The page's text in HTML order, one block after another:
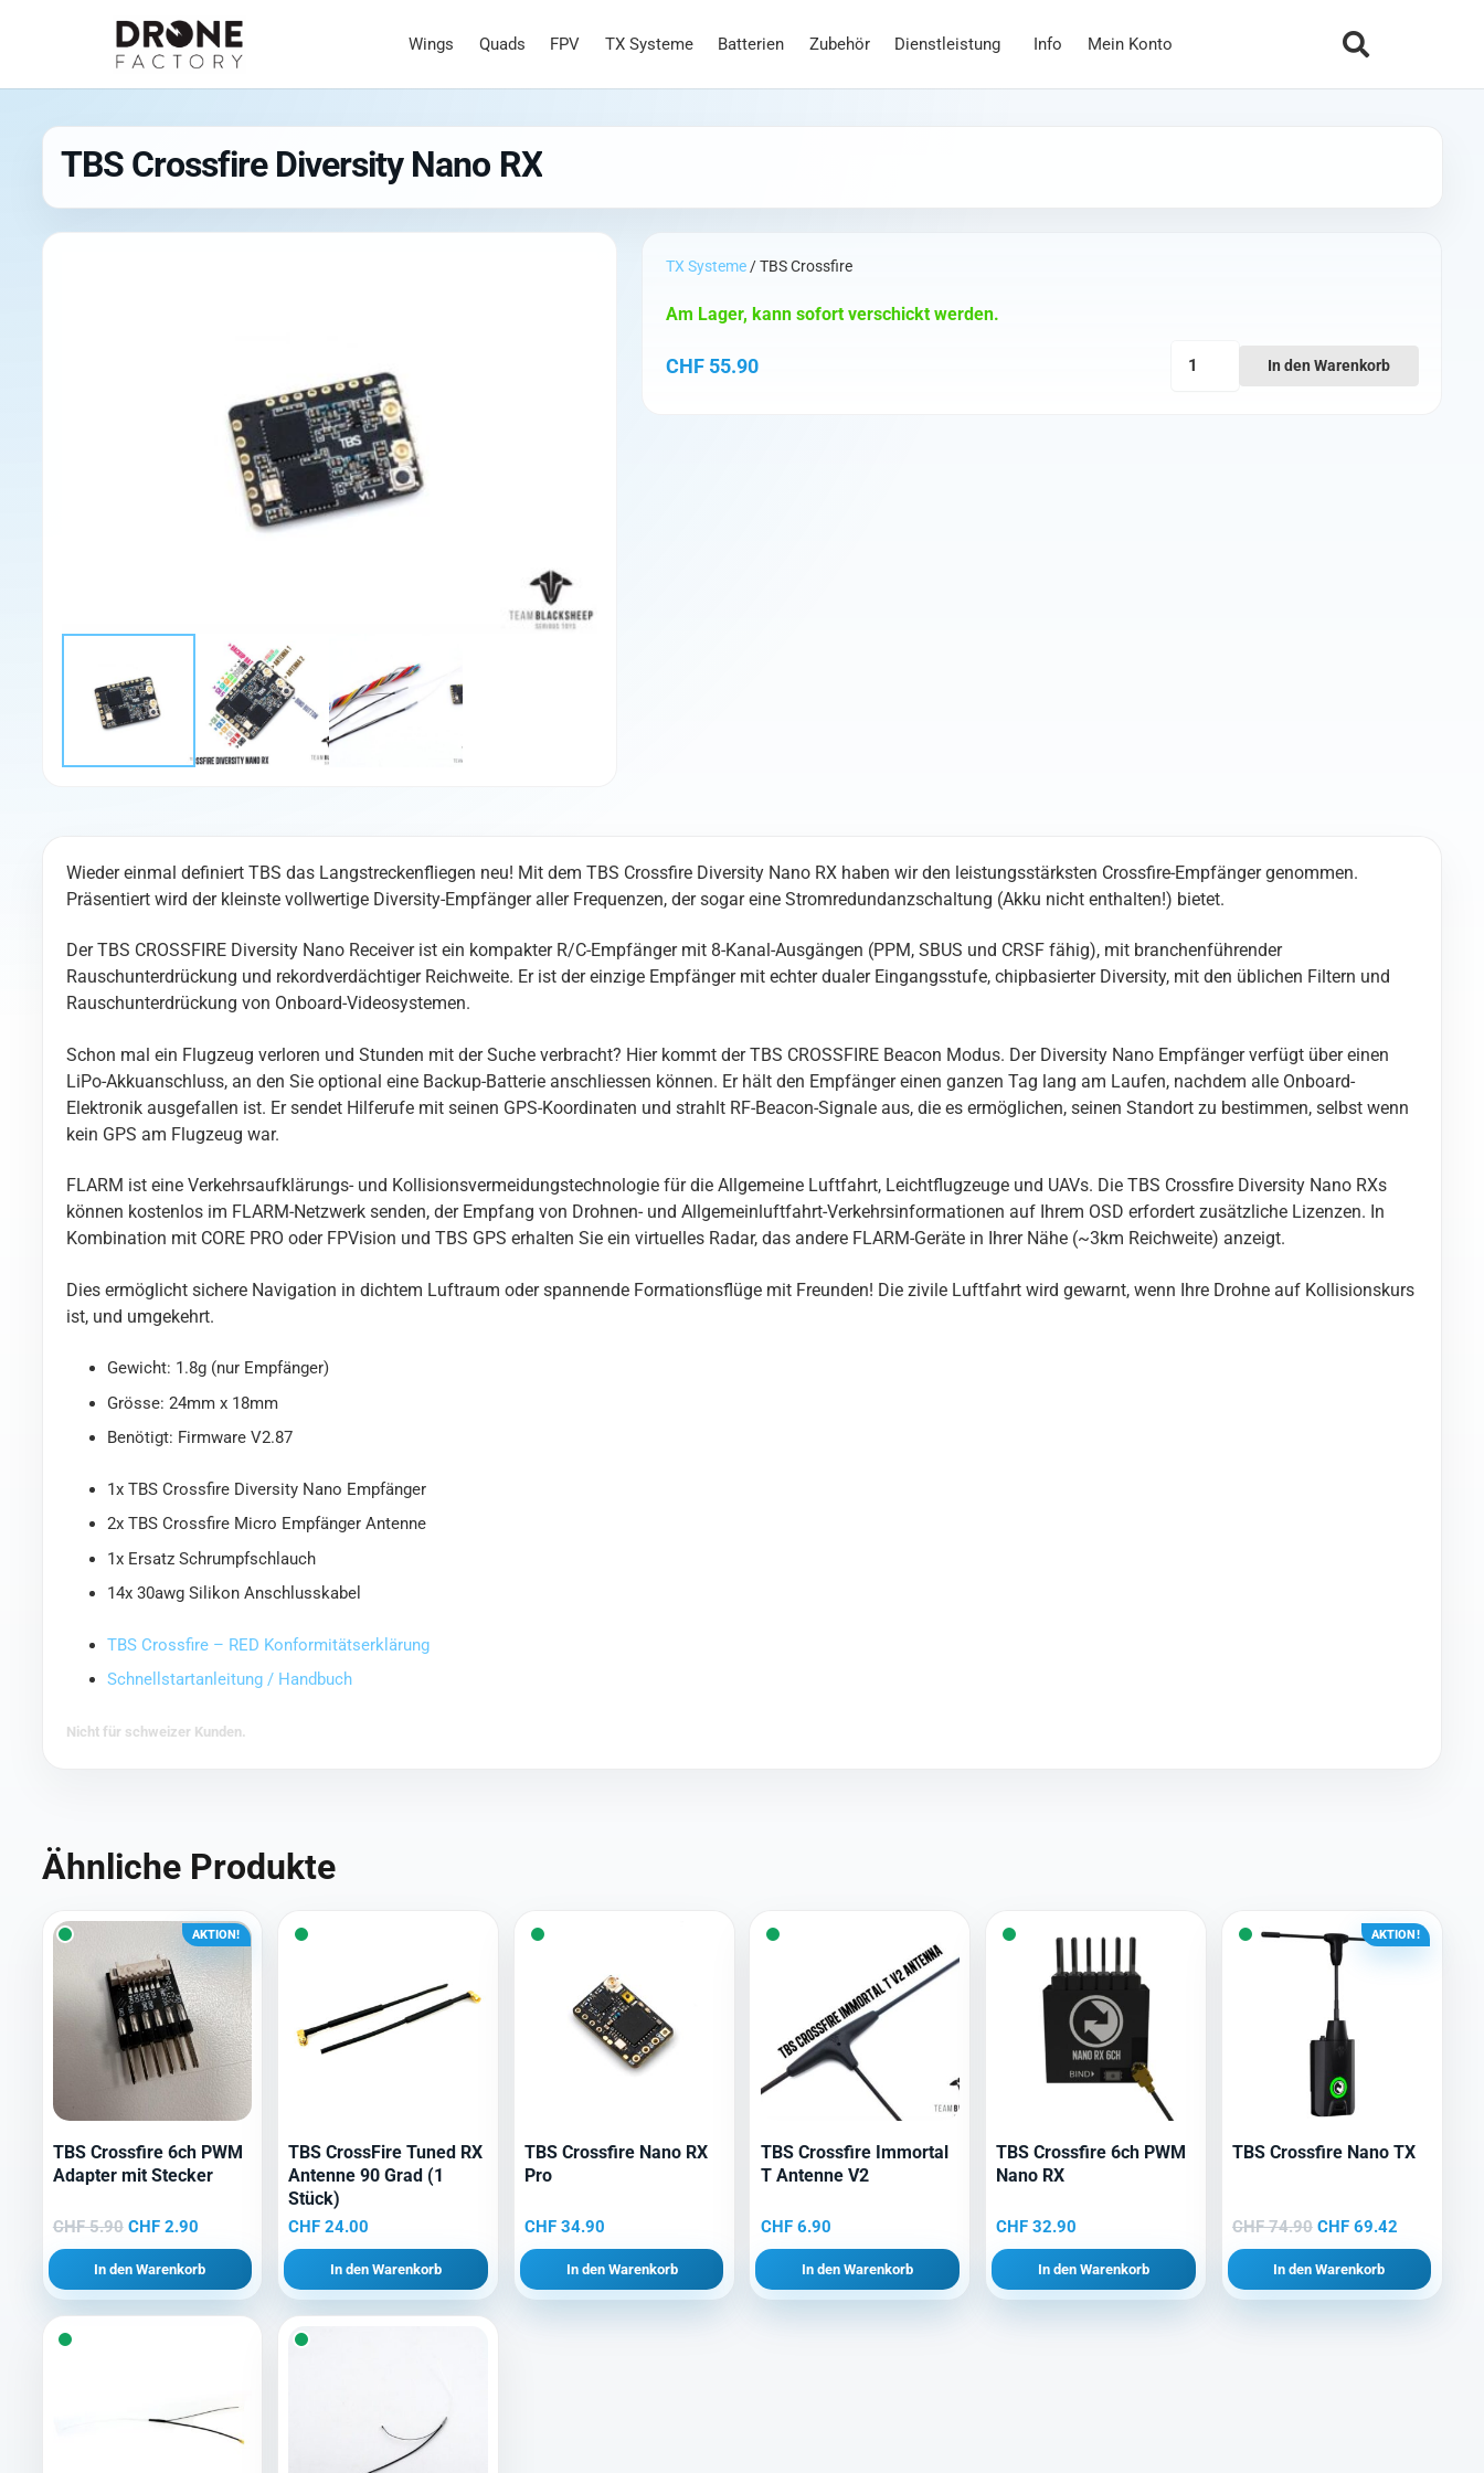
Wings Quads FPV TX Systeme Batterien Zubehör Dienstleistung Info Mein Konto
TBS Crossfire Diversity Nano RX
TX Systeme/ TBS Crossfire
CHF 55.90
Am Lager, kann sofort verschickt werden.
In den Warenkorb
Wieder einmal definiert TBS das Langstreckenfliegen neu! Mit dem TBS Crossfire Diversity Nano RX haben wir den leistungsstärksten Crossfire-Empfänger genommen.
Präsentiert wird der kleinste vollwertige Diversity-Empfänger aller Frequenzen, der sogar eine Stromredundanzschaltung (Akku nicht enthalten!) bietet.
Der TBS CROSSFIRE Diversity Nano Receiver ist ein kompakter R/C-Empfänger mit 8-Kanal-Ausgängen (PPM, SBUS und CRSF fähig), mit branchenführender
Rauschunterdrückung und rekordverdächtiger Reichweite. Er ist der einzige Empfänger mit echter dualer Eingangsstufe, chipbasierter Diversity, mit den üblichen Filtern und
Rauschunterdrückung von Onboard-Videosystemen.
Schon mal ein Flugzeug verloren und Stunden mit der Suche verbracht? Hier kommt der TBS CROSSFIRE Beacon Modus. Der Diversity Nano Empfänger verfügt über einen
LiPo-Akkuanschluss, an den Sie optional eine Backup-Batterie anschliessen können. Er hält den Empfänger einen ganzen Tag lang am Laufen, nachdem alle Onboard-
Elektronik ausgefallen ist. Er sendet Hilferufe mit seinen GPS-Koordinaten und strahlt RF-Beacon-Signale aus, die es ermöglichen, seinen Standort zu bestimmen, selbst wenn
kein GPS am Flugzeug war.
FLARM ist eine Verkehrsaufklärungs- und Kollisionsvermeidungstechnologie für die Allgemeine Luftfahrt, Leichtflugzeuge und UAVs. Die TBS Crossfire Diversity Nano RXs
können kostenlos im FLARM-Netzwerk senden, der Empfang von Drohnen- und Allgemeinluftfahrt-Verkehrsinformationen auf Ihrem OSD erfordert zusätzliche Lizenzen. In
Kombination mit CORE PRO oder FPVision und TBS GPS erhalten Sie ein virtuelles Radar, das andere FLARM-Geräte in Ihrer Nähe (~3km Reichweite) anzeigt.
Dies ermöglicht sichere Navigation in dichtem Luftraum oder spannende Formationsflüge mit Freunden! Die zivile Luftfahrt wird gewarnt, wenn Ihre Drohne auf Kollisionskurs
ist, und umgekehrt.
Gewicht: 1.8g (nur Empfänger)
Grösse: 24mm x 18mm
Benötigt: Firmware V2.87
1x TBS Crossfire Diversity Nano Empfänger
2x TBS Crossfire Micro Empfänger Antenne
1x Ersatz Schrumpfschlauch
14x 30awg Silikon Anschlusskabel
TBS Crossfire – RED Konformitätserklärung
Schnellstartanleitung / Handbuch
Nicht für schweizer Kunden.
Ähnliche Produkte
AKTION!
TBS Crossfire 6ch PWM
Adapter mit Stecker
CHF5.90 Ursprünglicher
Preis
war:
CHF 5.90
CHF2.90Aktueller
Preis
ist:
CHF 2.90.
In den Warenkorb
TBS CrossFire Tuned RX
Antenne 90 Grad (1
Stück)
CHF 24.00
In den Warenkorb
TBS Crossfire Nano RX
Pro
CHF 34.90
In den Warenkorb
TBS Crossfire Immortal
T Antenne V2
CHF6.90
In den Warenkorb
TBS Crossfire 6ch PWM
Nano RX
CHF 32.90
In den Warenkorb
AKTION!
TBS Crossfire Nano TX
CHF74.90 Ursprünglicher
Preis
war:
CHF 74.90
CHF69.42Aktueller
Preis
CHF 69.42.
In den Warenkorb